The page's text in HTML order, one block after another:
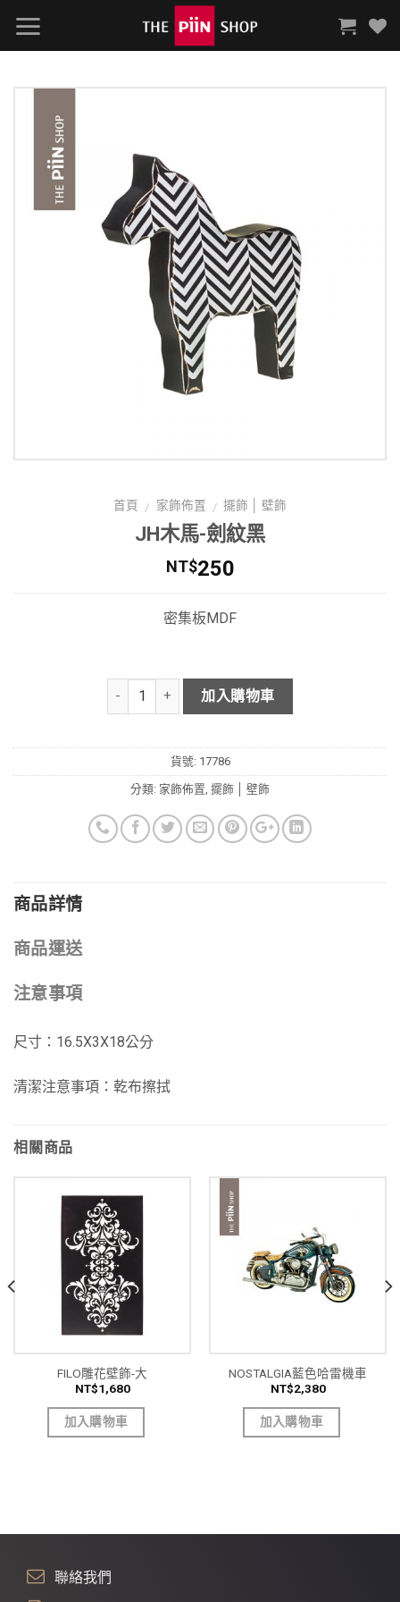
首頁 / 家飾佈置 / 擺飾 │ 壁飾
JH木馬-劍紋黑
NT$250
密集板MDF
加入購物車
貨號: 17786
分類: 家飾佈置 擺飾 │ 壁飾
商品詳情
商品運送
注意事項
尺寸：16.5X3X18公分
清潔注意事項：乾布擦拭
相關商品
FILO雕花壁飾-大
NT$1,680
加入購物車
NOSTALGIA藍色哈雷機車
NT$2,380
加入購物車
聯絡我們